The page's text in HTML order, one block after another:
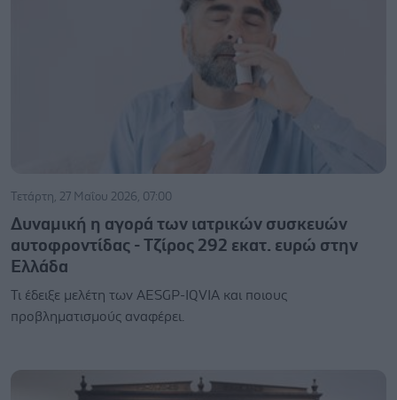
Τετάρτη, 27 Μαΐου 2026, 07:00
Δυναμική η αγορά των ιατρικών συσκευών
αυτοφροντίδας - Τζίρος 292 εκατ. ευρώ στην
Ελλάδα
Τι έδειξε μελέτη των AESGP-IQVIA και ποιους
προβληματισμούς αναφέρει.